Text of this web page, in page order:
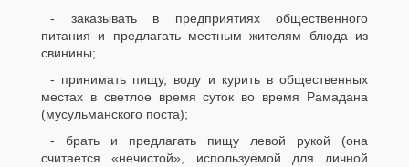
- заказывать в предприятиях общественного
питания и предлагать местным жителям блюда из
свинины;
- принимать пищу, воду и курить в общественных
местах в светлое время суток во время Рамадана
(мусульманского поста);
- брать и предлагать пищу левой рукой (она
считается «нечистой», используемой для личной